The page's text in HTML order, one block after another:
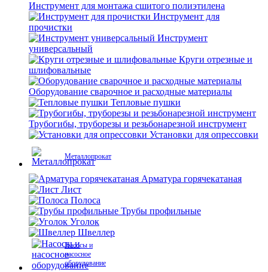
Инструмент для монтажа сшитого полиэтилена
Инструмент для
прочистки
Инструмент
универсальный
Круги отрезные и
шлифовальные
Оборудование сварочное и расходные материалы
Тепловые пушки
Трубогибы, труборезы и резьбонарезной инструмент
Установки для опрессовки
Металлопрокат
Арматура горячекатаная
Лист
Полоса
Трубы профильные
Уголок
Швеллер
Насосы и
насосное
оборудование